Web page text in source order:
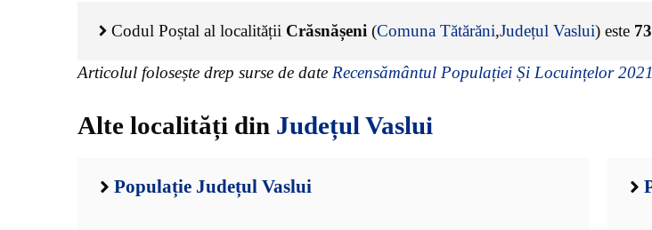
Codul Poștal al localității Crăsnășeni (Comuna Tătărăni,Județul Vaslui) este
Articolul folosește drep surse de date Recensământul Populației Și Locuințelor 2021
Alte localități din Județul Vaslui
Populație Județul Vaslui